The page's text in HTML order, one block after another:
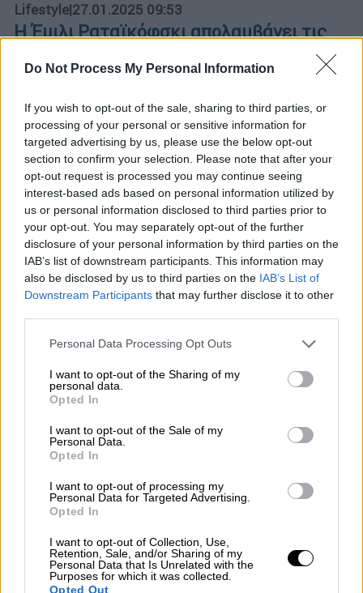
Do Not Process My Personal Information
If you wish to opt-out of the sale, sharing to third parties, or
processing of your personal or sensitive information for
targeted advertising by us, please use the below opt-out
section to confirm your selection. Please note that after your
opt-out request is processed you may continue seeing
interest-based ads based on personal information utilized by
us or personal information disclosed to third parties prior to
your opt-out. You may separately opt-out of the further
disclosure of your personal information by third parties on the
IAB’s list of downstream participants. This information may
also be disclosed by us to third parties on the IAB’s List of
Downstream Participants that may further disclose it to other
Please note that this website/app uses one or more Google
not limited to your visit or usage behaviour. You may click to
grant or deny consent to Google and its third-party tags to
use your data for below specified purposes in below Google
consent section.
Personal Data Processing Opt Outs
I want to opt-out of the Sharing of my
personal data.
Opted In
I want to opt-out of the Sale of my
Personal Data.
Opted In
I want to opt-out of processing my
Personal Data for Targeted Advertising.
Opted In
I want to opt-out of Collection, Use,
Retention, Sale, and/or Sharing of my
Personal Data that Is Unrelated with the
Purposes for which it was collected.
Opted Out
Lifestyle|27.01.2025 09:53
Η Έμιλι Ραταϊκόφσκι απολαμβάνει τις
στιγμιότυπα
Δε σταματάει να προκαλεί με τις
αναρτήσεις της και να τραβάει όλα τα
βλέμματα πάνω της
Lifestyle|20.01.2025 13:42
Είναι η Έμιλι Ραταϊκόφσκι και ο Όστιν
Μπάτλερ το νέο ειδύλλιο του Χόλιγουντ;
- Το αποκαλυπτικό βίντεο του μοντέλου
Ο ηθοποιός είναι φρεσκοχωρισμένος και το
μοντέλο φαίνεται να δείχνει ενδιαφέρον